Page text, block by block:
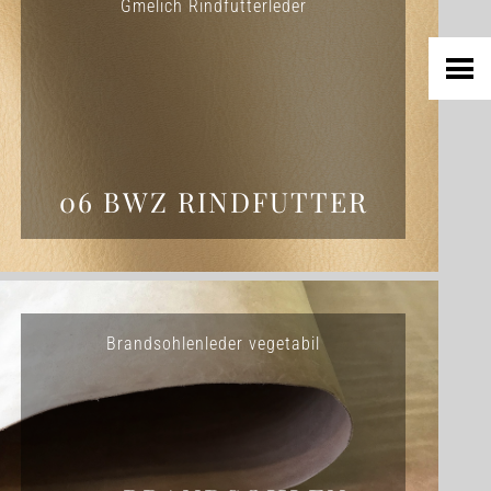
Gmelich Rindfutterleder
06 BWZ RINDFUTTER
Brandsohlenleder vegetabil